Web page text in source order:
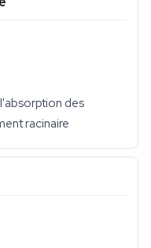
des
racinaire